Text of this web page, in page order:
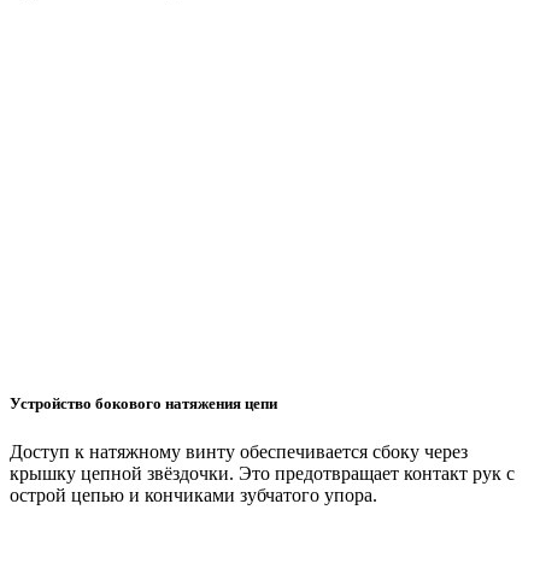
Устройство бокового натяжения цепи
Доступ к натяжному винту обеспечивается сбоку через
крышку цепной звёздочки. Это предотвращает контакт рук с
острой цепью и кончиками зубчатого упора.